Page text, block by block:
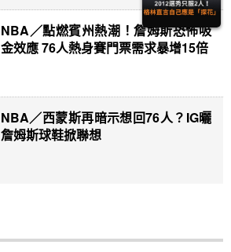
NBA／點燃賓州熱潮！詹姆斯恐怖吸
金效應 76人熱身賽門票需求暴增15倍
NBA／西蒙斯再暗示想回76人？IG曬
詹姆斯球鞋掀聯想